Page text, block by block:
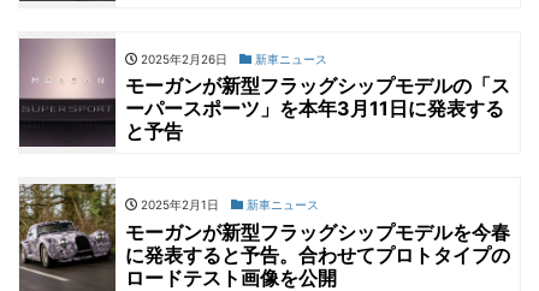
2025年2月26日 新車ニュース
モーガンが新型フラッグシップモデルの「ス
ーパースポーツ」を本年3月11日に発表する
と予告
2025年2月1日 新車ニュース
モーガンが新型フラッグシップモデルを今春
に発表すると予告。合わせてプロトタイプの
ロードテスト画像を公開